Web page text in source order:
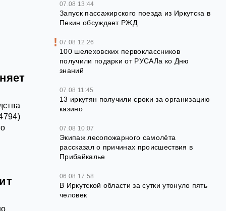
07.08 13:44
Запуск пассажирского поезда из Иркутска в
Пекин обсуждает РЖД
07.08 12:26
100 шелеховских первоклассников
получили подарки от РУСАЛа ко Дню
знаний
07.08 11:45
13 иркутян получили сроки за организацию
казино
07.08 10:07
Экипаж лесопожарного самолёта
рассказал о причинах происшествия в
Прибайкалье
06.08 17:58
В Иркутской области за сутки утонуло пять
человек